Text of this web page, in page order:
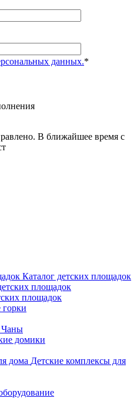
данных.*
В ближайшее время с
Каталог детских площадок
площадок
Чаны
домики
Детские комплексы для